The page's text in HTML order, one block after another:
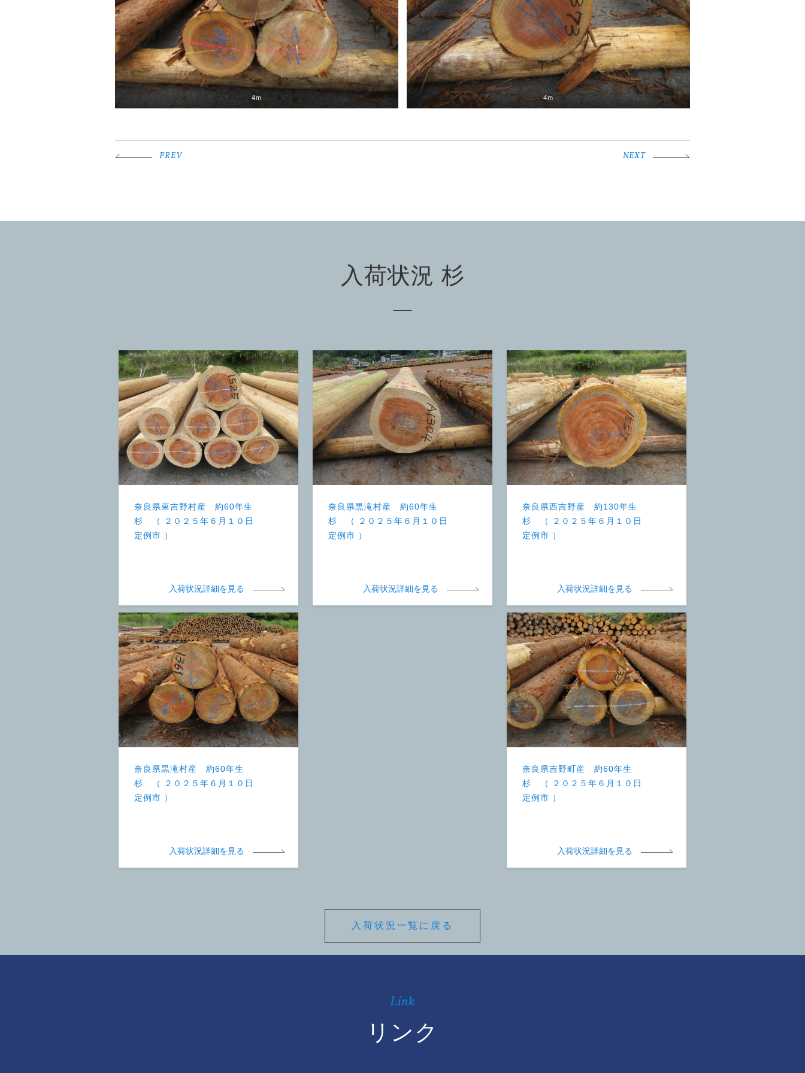
4m 4m
PREV NEXT
入荷状況 杉
奈良県東吉野村産 約60年生
杉 （ ２０２５年６月１０日
定例市 ）
入荷状況詳細を見る
奈良県黒滝村産 約60年生
杉 （ ２０２５年６月１０日
定例市 ）
入荷状況詳細を見る
奈良県西吉野産 約130年生
杉 （ ２０２５年６月１０日
定例市 ）
入荷状況詳細を見る
奈良県黒滝村産 約60年生
杉 （ ２０２５年６月１０日
定例市 ）
入荷状況詳細を見る
奈良県吉野町産 約60年生
杉 （ ２０２５年６月１０日
定例市 ）
入荷状況詳細を見る
入荷状況一覧に戻る
Link
リンク